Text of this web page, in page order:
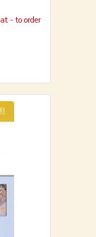
- to order